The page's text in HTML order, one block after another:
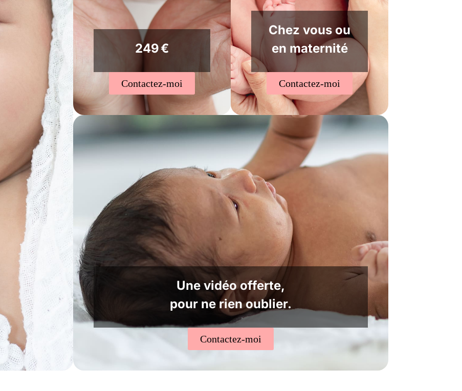
249 €
Contactez-moi
Chez vous ou
en maternité
Contactez-moi
Une vidéo offerte,
pour ne rien oublier.
Contactez-moi